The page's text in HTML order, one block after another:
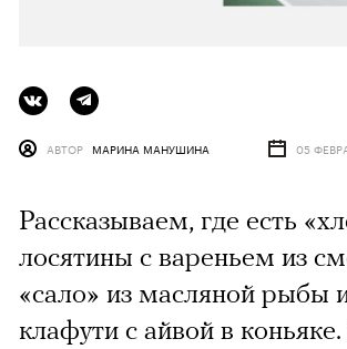
АВТОР МАРИНА МАНУШИНА 05
Рассказываем, где есть
лосятины с вареньем из
«сало» из масляной рыбы
клафути с айвой в